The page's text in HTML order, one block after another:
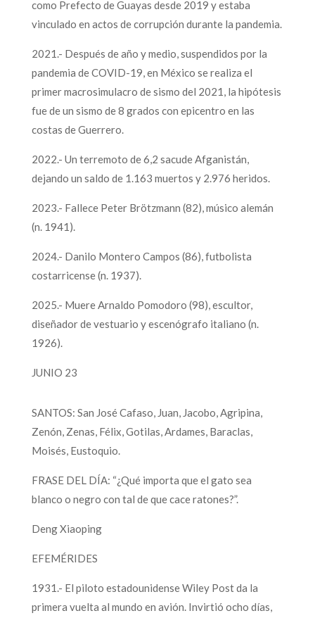
como Prefecto de Guayas desde 2019 y estaba
vinculado en actos de corrupción durante la pandemia.
2021.- Después de año y medio, suspendidos por la
pandemia de COVID-19, en México se realiza el
primer macrosimulacro de sismo del 2021, la hipótesis
fue de un sismo de 8 grados con epicentro en las
costas de Guerrero.
2022.- Un terremoto de 6,2 sacude Afganistán,
dejando un saldo de 1.163 muertos y 2.976 heridos.
2023.- Fallece Peter Brötzmann (82), músico alemán
(n. 1941).
2024.- Danilo Montero Campos (86), futbolista
costarricense (n. 1937).
2025.- Muere Arnaldo Pomodoro (98), escultor,
diseñador de vestuario y escenógrafo italiano (n.
1926).
JUNIO 23
SANTOS: San José Cafaso, Juan, Jacobo, Agripina,
Zenón, Zenas, Félix, Gotilas, Ardames, Baraclas,
Moisés, Eustoquio.
FRASE DEL DÍA: “¿Qué importa que el gato sea
blanco o negro con tal de que cace ratones?”.
Deng Xiaoping
EFEMÉRIDES
1931.- El piloto estadounidense Wiley Post da la
primera vuelta al mundo en avión. Invirtió ocho días,